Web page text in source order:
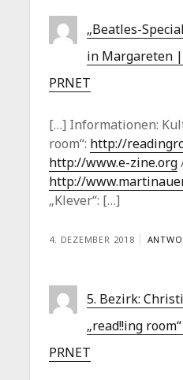
„Beatles-
in Margareten |
PRNET
[…] Informationen:
room“: http://
http://www.e-zine.org
http://
„Klever“: […]
4. DEZEMBER 2018
5. Bezirk:
„read!!ing
PRNET